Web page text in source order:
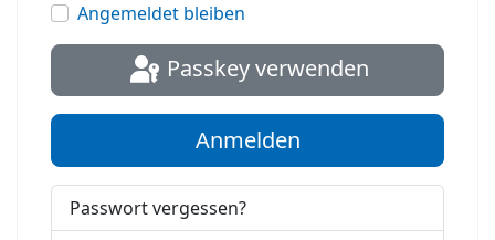
Angemeldet bleiben
Passkey verwenden
Anmelden
Passwort vergessen?